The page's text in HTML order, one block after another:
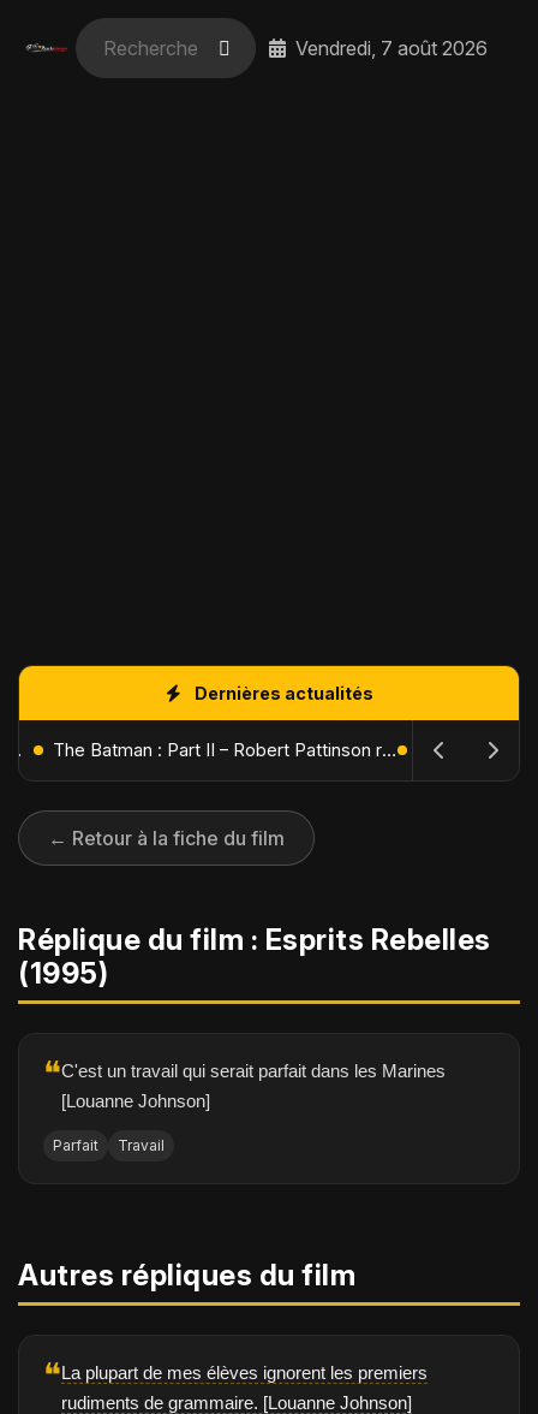
Vendredi, 7 août 2026
Dernières actualités
L'Âge de Glace : Le Réveil du Volcan – Manny, Sid et Diego de retour pour une aventure explosive The Batman : Part II – Robert Pattinson replonge dans les ténèbres de Gotham dès octobre 2027
← Retour à la fiche du film
Réplique du film : Esprits Rebelles
(1995)
❝C'est un travail qui serait parfait dans les Marines
[Louanne Johnson]
Parfait Travail
Autres répliques du film
❝La plupart de mes élèves ignorent les premiers
rudiments de grammaire. [Louanne Johnson]